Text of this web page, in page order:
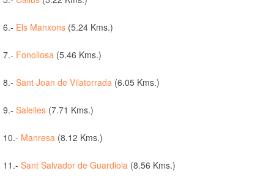
6.- Els Manxons (5.24 Kms.)
7.- Fonollosa (5.46 Kms.)
8.- Sant Joan de Vilatorrada (6.05 Kms.)
9.- Salelles (7.71 Kms.)
10.- Manresa (8.12 Kms.)
11.- Sant Salvador de Guardiola (8.56 Kms.)